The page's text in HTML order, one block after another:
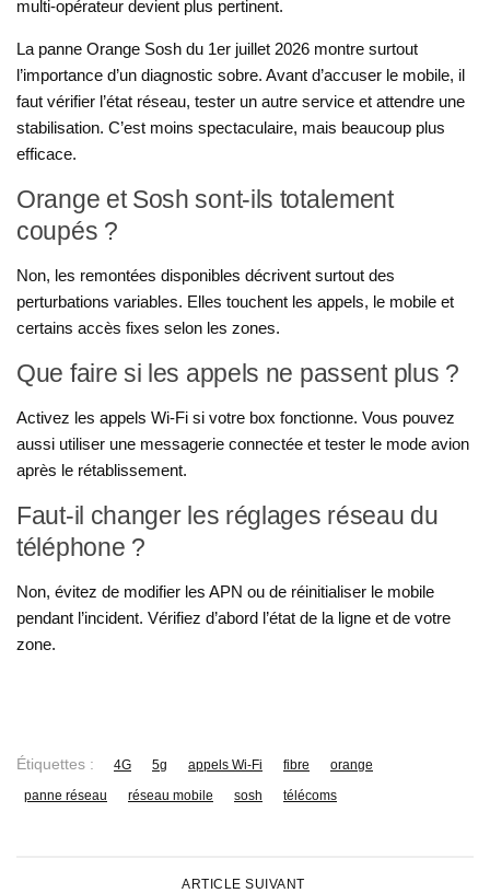
multi-opérateur devient plus pertinent.
La panne Orange Sosh du 1er juillet 2026 montre surtout
l’importance d’un diagnostic sobre. Avant d’accuser le mobile, il
faut vérifier l’état réseau, tester un autre service et attendre une
stabilisation. C’est moins spectaculaire, mais beaucoup plus
efficace.
Orange et Sosh sont-ils totalement
coupés ?
Non, les remontées disponibles décrivent surtout des
perturbations variables. Elles touchent les appels, le mobile et
certains accès fixes selon les zones.
Que faire si les appels ne passent plus ?
Activez les appels Wi-Fi si votre box fonctionne. Vous pouvez
aussi utiliser une messagerie connectée et tester le mode avion
après le rétablissement.
Faut-il changer les réglages réseau du
téléphone ?
Non, évitez de modifier les APN ou de réinitialiser le mobile
pendant l’incident. Vérifiez d’abord l’état de la ligne et de votre
zone.
Étiquettes : 4G 5g appels Wi-Fi fibre
orange
panne réseau
réseau mobile sosh télécoms
ARTICLE SUIVANT